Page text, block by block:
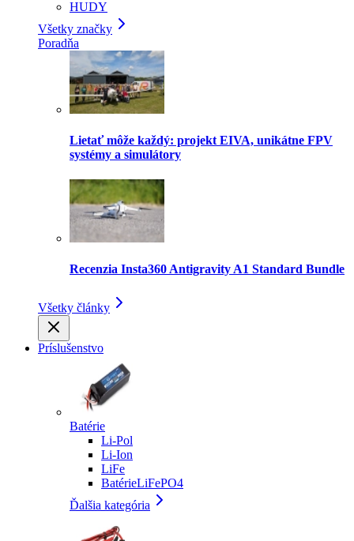
HUDY
Všetky značky
Poradňa
Lietať môže každý: projekt EIVA, unikátne FPV
systémy a simulátory
Recenzia Insta360 Antigravity A1 Standard Bundle
Všetky články
Príslušenstvo
Batérie
Li-Pol
Li-Ion
LiFe
BatérieLiFePO4
Ďalšia kategória